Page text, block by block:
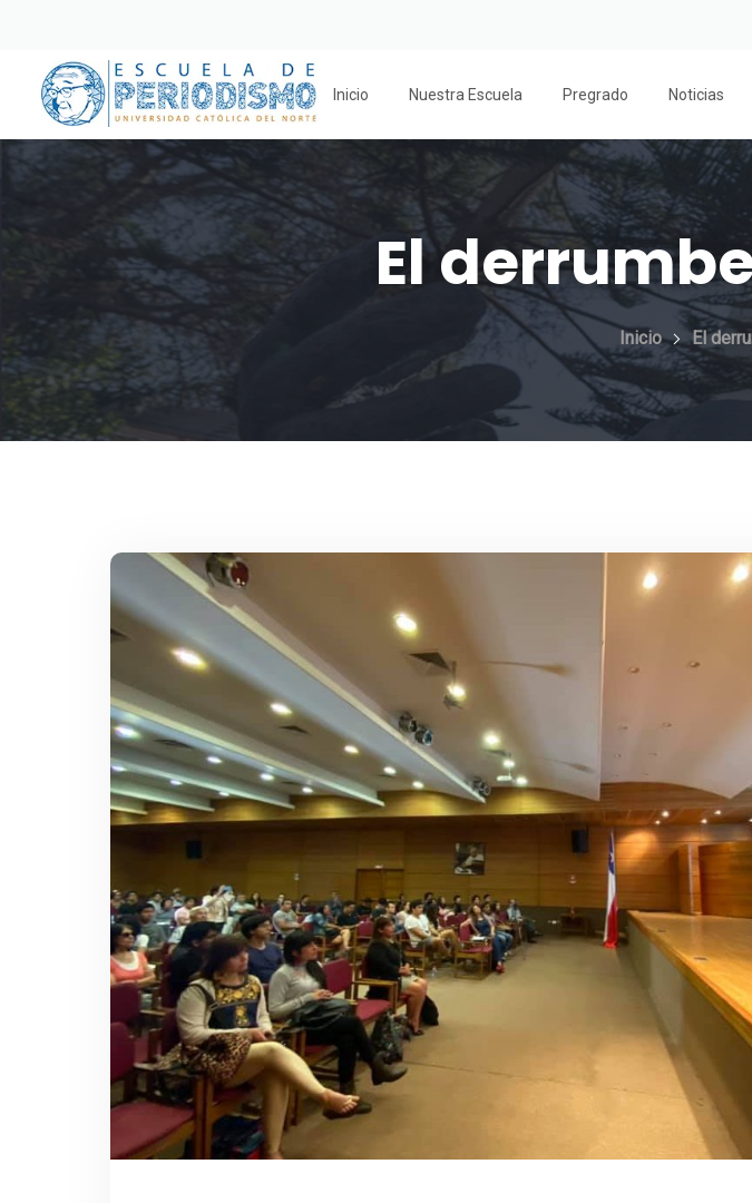
Inicio Nuestra Escuela Pregrado Noticias
El
Inicio El